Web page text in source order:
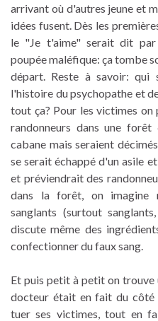
arrivant où d'autres jeune et
idées fusent. Dès les
le "Je t'aime" serait dit par
poupée maléfique: ça tombe
départ. Reste à savoir: qui
l'histoire du psychopathe et
tout ça? Pour les victimes on
randonneurs dans une
cabane mais seraient
se serait échappé d'un asile
et préviendrait des
dans la forêt, on imagine
sanglants (surtout
discute même des
confectionner du faux sang.
Et puis petit à petit on trouve
docteur était en fait du côté
tuer ses victimes, tout en